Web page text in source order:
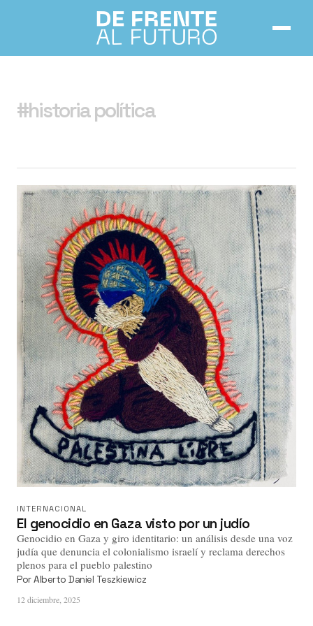
Números
Notas
Acerca de
Contacto
#historia política
INTERNACIONAL
El genocidio en Gaza visto por un judío
Genocidio en Gaza y giro identitario: un análisis desde una voz
judía que denuncia el colonialismo israelí y reclama derechos
plenos para el pueblo palestino
PorAlberto Daniel Teszkiewicz
12 diciembre, 2025